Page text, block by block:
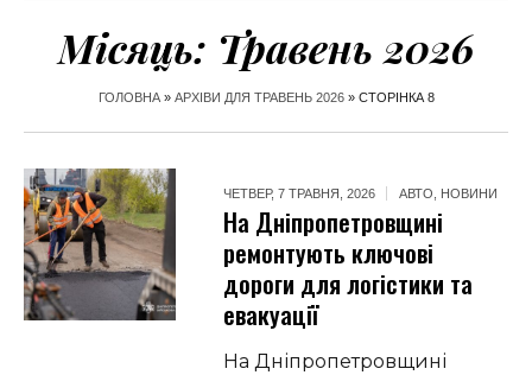
Місяць: Травень 2026
ГОЛОВНА» АРХІВИ ДЛЯ ТРАВЕНЬ 2026» СТОРІНКА 8
ЧЕТВЕР, 7 ТРАВНЯ, 2026 АВТО НОВИНИ
На Дніпропетровщині
ремонтують ключові
дороги для логістики та
евакуації
На Дніпропетровщині